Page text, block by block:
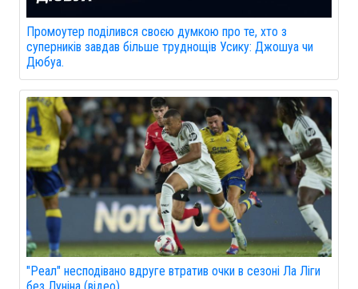
Промоутер поділився своєю думкою про те, хто з
суперників завдав більше труднощів Усику: Джошуа чи
Дюбуа.
"Реал" несподівано вдруге втратив очки в сезоні Ла Ліги